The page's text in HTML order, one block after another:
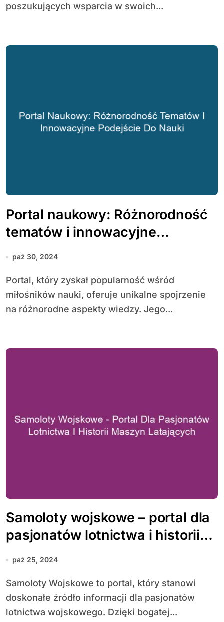
poszukujących wsparcia w swoich...
Portal naukowy: Różnorodność
tematów i innowacyjne
podejście do nauki
paź 30, 2024
Portal, który zyskał popularność wśród
miłośników nauki, oferuje unikalne spojrzenie
na różnorodne aspekty wiedzy. Jego...
Samoloty wojskowe – portal dla
pasjonatów lotnictwa i historii
maszyn latających
paź 25, 2024
Samoloty Wojskowe to portal, który stanowi
doskonałe źródło informacji dla pasjonatów
lotnictwa wojskowego. Dzięki bogatej...